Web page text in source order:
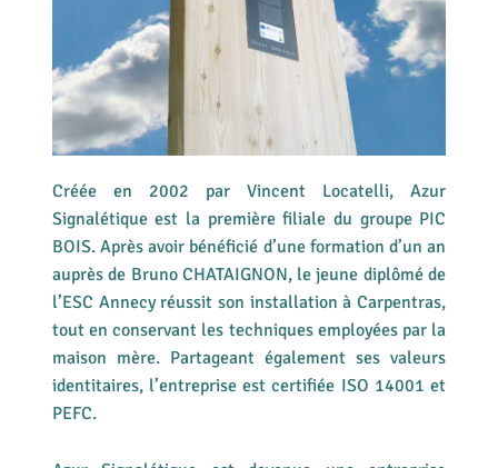
Créée en 2002 par Vincent Locatelli, Azur
Signalétique est la première filiale du groupe PIC
BOIS. Après avoir bénéficié d’une formation d’un an
auprès de Bruno CHATAIGNON, le jeune diplômé de
l’ESC Annecy réussit son installation à Carpentras,
tout en conservant les techniques employées par la
maison mère. Partageant également ses valeurs
identitaires, l’entreprise est certifiée ISO 14001 et
PEFC.